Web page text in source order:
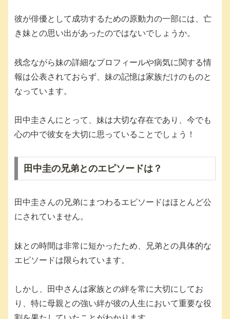
彼が俳優として成功するための原動力の一部には、亡
き妹との思い出があったのではないでしょうか。
残念ながら妹の詳細なプロフィールや病気に関する情
報は公表されておらず、妹の記憶は家族だけのものと
なっています。
田中圭さんにとって、妹は大切な存在であり、今でも
心の中で彼女を大切に思っていることでしょう！
田中圭の兄弟とのエピソードは？
田中圭さんの兄弟にまつわるエピソードはほとんど公
にされていません。
妹との時間は非常に短かったため、兄弟との具体的な
エピソードは限られています。
しかし、田中さんは家族との絆を常に大切にしてお
り、特に母親との強い絆が彼の人生において重要な役